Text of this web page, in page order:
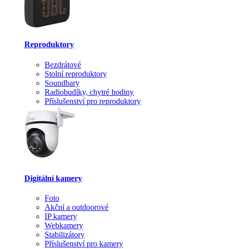
Reproduktory
Bezdrátové
Stolní reproduktory
Soundbary
Radiobudíky, chytré hodiny
Příslušenství pro reproduktory
Digitální kamery
Foto
Akční a outdoorové
IP kamery
Webkamery
Stabilizátory
Příslušenství pro kamery